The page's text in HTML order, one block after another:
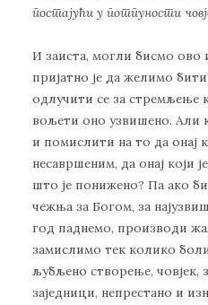
постајући у потпуности
И заиста, могли бисмо ово
пријатно је да желимо
одлучити се за стремљење
вољети оно узвишено. Али
и помислити на то да онај
несавршеним, да онај који
што је понижено? Па ако
чежња за Богом, за
год паднемо, производи
замислимо тек колико
љубљено створење, човјек,
заједници, непрестано и